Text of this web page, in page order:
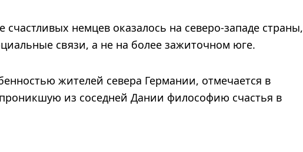
немцев оказалось на северо-западе страны,
связи, а не на более зажиточном юге.
жителей севера Германии, отмечается в
из соседней Дании философию счастья в